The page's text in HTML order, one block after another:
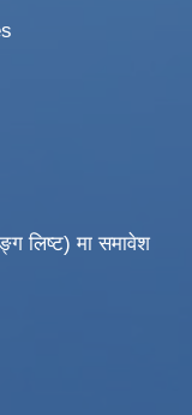
लिष्ट) मा समावेश